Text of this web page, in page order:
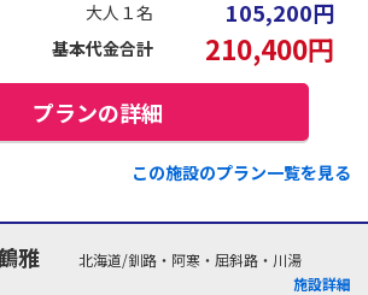
大人１名 105,200円
基本代金合計 210,400円
プランの詳細
この施設のプラン一覧を見る
雅
北海道/釧路・阿寒・屈斜路・川湯
施設詳細